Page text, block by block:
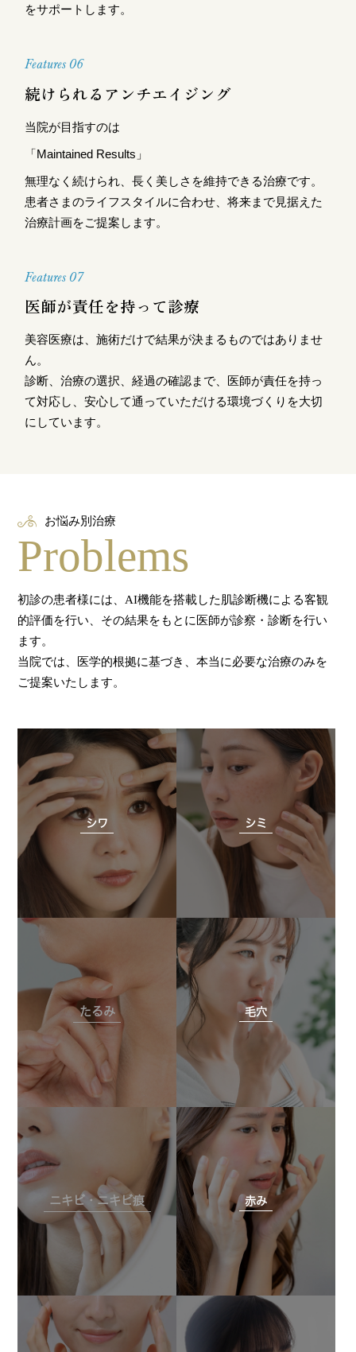
をサポートします。
Features 06
続けられるアンチエイジング
当院が目指すのは
「Maintained Results」
無理なく続けられ、長く美しさを維持できる治療です。
患者さまのライフスタイルに合わせ、将来まで見据えた
治療計画をご提案します。
Features 07
医師が責任を持って診療
美容医療は、施術だけで結果が決まるものではありませ
ん。
診断、治療の選択、経過の確認まで、医師が責任を持っ
て対応し、安心して通っていただける環境づくりを大切
にしています。
お悩み別治療
Problems
初診の患者様には、AI機能を搭載した肌診断機による客観
的評価を行い、その結果をもとに医師が診察・診断を行い
ます。
当院では、医学的根拠に基づき、本当に必要な治療のみを
ご提案いたします。
シワ シミ
たるみ 毛穴
ニキビ・ニキビ痕 赤み